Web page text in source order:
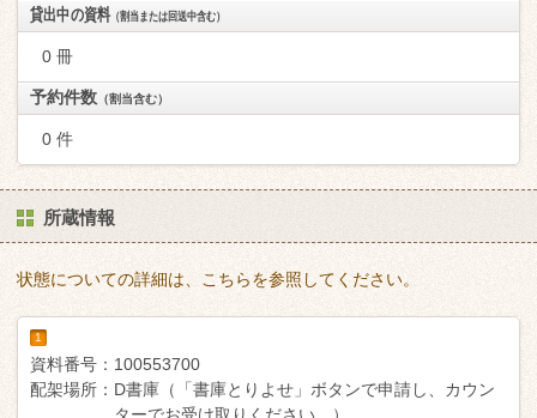
貸出中の資料（割当または回送中含む）
0 冊
予約件数 （割当含む）
0 件
所蔵情報
状態についての詳細は、こちらを参照してください。
1
資料番号： 100553700
配架場所： D書庫（「書庫とりよせ」ボタンで申請し、カウン
ターでお受け取りください。）